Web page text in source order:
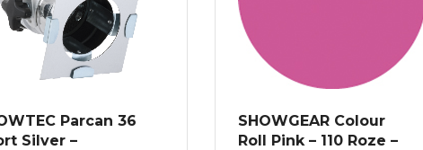
Parcan 36
Silver –
SHOWGEAR Colour
Roll Pink – 110 Roze –